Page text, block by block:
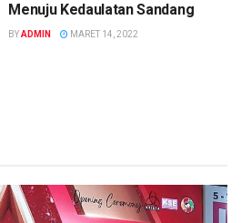
Menuju Kedaulatan Sandang
BYADMIN MARET 14, 2022